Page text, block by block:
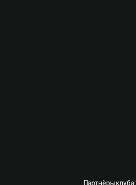
Партнёры клуба: